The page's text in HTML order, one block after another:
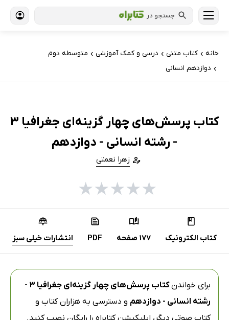
جستجو در
خانه › کتاب‌ متنی › درسی و کمک آموزشی › متوسطه دوم
› دوازدهم انسانی
کتاب پرسش‌های چهار گزینه‌ای جغرافیا 3
- رشته انسانی - دوازدهم
زهرا نعمتی
★
★
★
★
★
کتاب الکترونیک 177 صفحه PDF انتشارات خیلی سبز
برای خواندن
کتاب پرسش‌های چهار گزینه‌ای جغرافیا 3 -
رشته انسانی - دوازدهم و دسترسی به هزاران کتاب و
کتاب صوتی دیگر، اپلیکیشن کتابراه را رایگان نصب کنید.